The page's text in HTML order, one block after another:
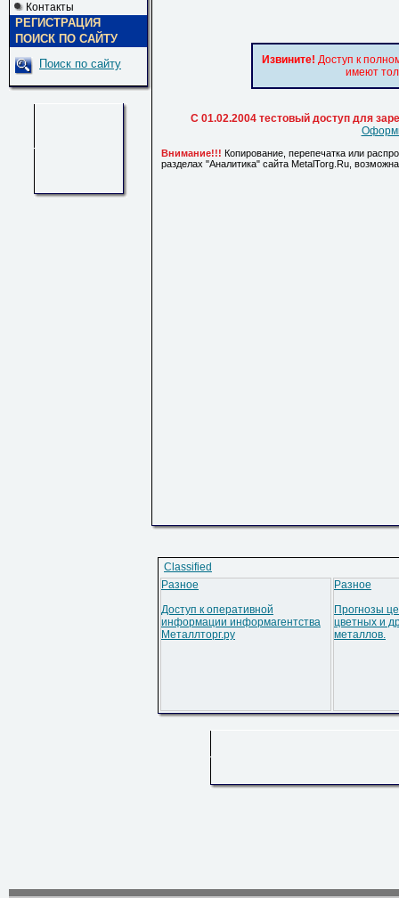
Контакты
РЕГИСТРАЦИЯ
ПОИСК ПО САЙТУ
Поиск по сайту
Извините! Доступ к
имеют
С 01.02.2004 тестовый доступ для
Внимание!!! Копирование, перепечатка или
разделах "Аналитика" сайта MetalTorg.Ru,
Classified
Разное
Доступ к оперативной
информации информагентства
Металлторг.ру
Разное
Прогнозы
цветных и
металлов.